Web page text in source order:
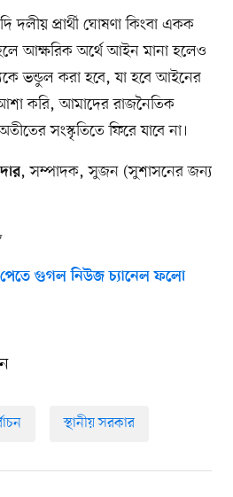
দলীয় প্রার্থী ঘোষণা কিংবা একক
আক্ষরিক অর্থে আইন মানা হলেও
ভন্ডুল করা হবে, যা হবে আইনের
আশা করি, আমাদের রাজনৈতিক
সংস্কৃতিতে ফিরে যাবে না।
, সম্পাদক, সুজন (সুশাসনের জন্য
গুগল নিউজ চ্যানেল ফলো
স্থানীয় সরকার